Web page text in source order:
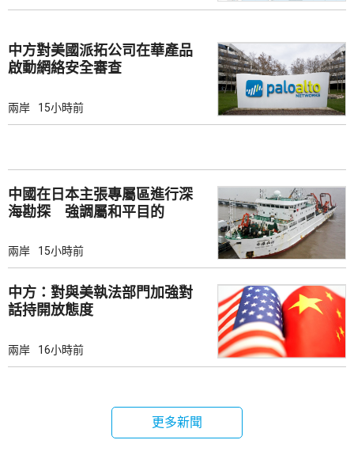
中方對美國派拓公司在華產品
啟動網絡安全審查
兩岸 15小時前
中國在日本主張專屬區進行深
海勘探 強調屬和平目的
兩岸 15小時前
中方：對與美執法部門加強對
話持開放態度
兩岸 16小時前
更多新聞